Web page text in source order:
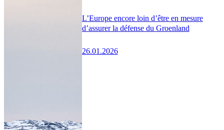
L’Europe encore loin d’être en mesure
d’assurer la défense du Groenland
26.01.2026